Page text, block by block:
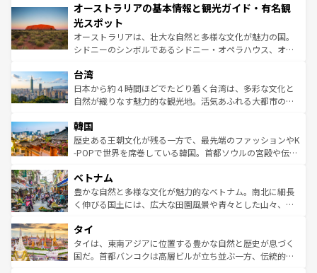
部のニューオーリンズでは、音楽と美食が融合した独特の
文化が魅力。旅行者はアメリカの各地域で異なる魅力を楽
しみながら、その多様性と豊かな歴史を感じることができ
るだろう。車でのロードトリップや列車の旅も、アメリカ
情報は
ワイ島は見逃せない。また、定番の観光地といえばオアフ
島だが、静かな自然を求めるならマウイ島やカウアイ島が
おすすめ。エメラルドグリーンに輝く海をはじめ、豊かな
文化や歴史が息づいている。「アロハスピリット」と呼ば
人々、おいしいローカルフードやハワイアンミュージッ
ク、伝統的なフラダンスなど、すべてがハワイの魅力を彩
っている。訪れるたびに新しい発見と感動が待っているハ
はコンテンツ一覧
オーストラリアの基本情報と観光ガイド・有名観
光スポット
オーストラリアは、壮大な自然と多様な文化が魅力の国。
シドニーのシンボルであるシドニー・オペラハウス、オー
リアリーフや大陸中央部にそびえるウルル（エアーズロッ
ク）、タスマニアの美しい原生林やケアンズの熱帯雨林な
ど、見どころがたくさん。また、カフェやワイン、オージ
いる。アクティビティも充実しており、サーフィンやダイ
ビング、ハイキングなど、アウトドア好きにはたまらな
い。オーストラリアの多彩な魅力を存分に味わいつくそ
参照してほしい。
台湾
日本から約４時間ほどでたどり着く台湾は、多彩な文化と
自然が織りなす魅力的な観光地。活気あふれる大都市の台
ン）、静ひつな山岳地帯である台湾東部など、都市の喧騒
と山間の静けさが共存しており、訪れる人に新しい発見と
驚きをもたらしてくれる。また、奥深い台湾の食文化も魅
容にもいいと評判のスイーツなど、バラエティ豊かな料理
が味わえる。 なお、新着の台湾情報は コンテンツ一覧を参
照してほしい。
韓国
歴史ある王朝文化が残る一方で、最先端のファッションやK
-POPで世界を席巻している韓国。首都ソウルの宮殿や伝統
き、地方に足を延ばせば四季折々の自然美を楽しむことが
できる。そして、キムチや焼肉、絶品のストリートフード
まで、さまざまな韓国料理が待っている。夜には、韓国な
リティに包まれながら、韓国の多彩な魅力を心ゆくまで味
わってみてほしい。 なお、新着の韓国情報はコンテンツ一
覧を参照してほしい。
ベトナム
豊かな自然と多様な文化が魅力的なベトナム。南北に細長
く伸びる国土には、広大な田園風景や青々とした山々、世
急速な発展と共に伝統が息づく。ハノイの古い町並みやホ
ーチミン市のフランス統治時代の建物も、独特の雰囲気を
醸し出している。また、バラエティの豊かさとおいしさで
タイ
タイは、東南アジアに位置する豊かな自然と歴史が息づく
国だ。首都バンコクは高層ビルが立ち並ぶ一方、伝統的な